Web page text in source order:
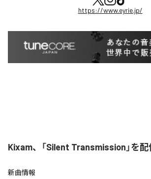
https://www.eyrie.jp/
Kixam、「Silent Transmission」を
新曲情報